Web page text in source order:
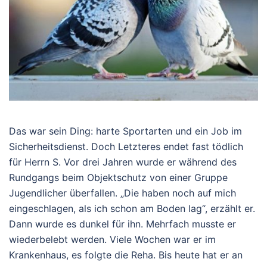
Das war sein Ding: harte Sportarten und ein Job im
Sicherheitsdienst. Doch Letzteres endet fast tödlich
für Herrn S. Vor drei Jahren wurde er während des
Rundgangs beim Objektschutz von einer Gruppe
Jugendlicher überfallen. „Die haben noch auf mich
eingeschlagen, als ich schon am Boden lag“, erzählt er.
Dann wurde es dunkel für ihn. Mehrfach musste er
wiederbelebt werden. Viele Wochen war er im
Krankenhaus, es folgte die Reha. Bis heute hat er an